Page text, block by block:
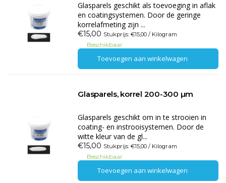
Glasparels geschikt als toevoeging in aflak
en coatingsystemen. Door de geringe
korrelafmeting zijn ...
€15,00 Stukprijs: €15,00 / Kilogram
Beschikbaar
Toevoegen aan winkelwagen
Glasparels, korrel 200-300 µm
Glasparels geschikt om in te strooien in
coating- en instrooisystemen. Door de
witte kleur van de gl...
€15,00 Stukprijs: €15,00 / Kilogram
Beschikbaar
Toevoegen aan winkelwagen